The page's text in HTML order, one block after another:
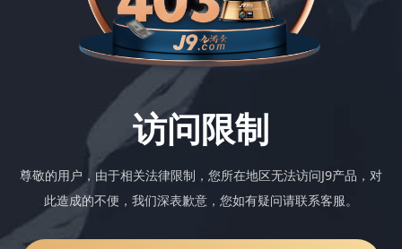
访问限制
尊敬的用户，由于相关法律限制，您所在地区无法访问J9产品，对
此造成的不便，我们深表歉意，您如有疑问请联系客服。